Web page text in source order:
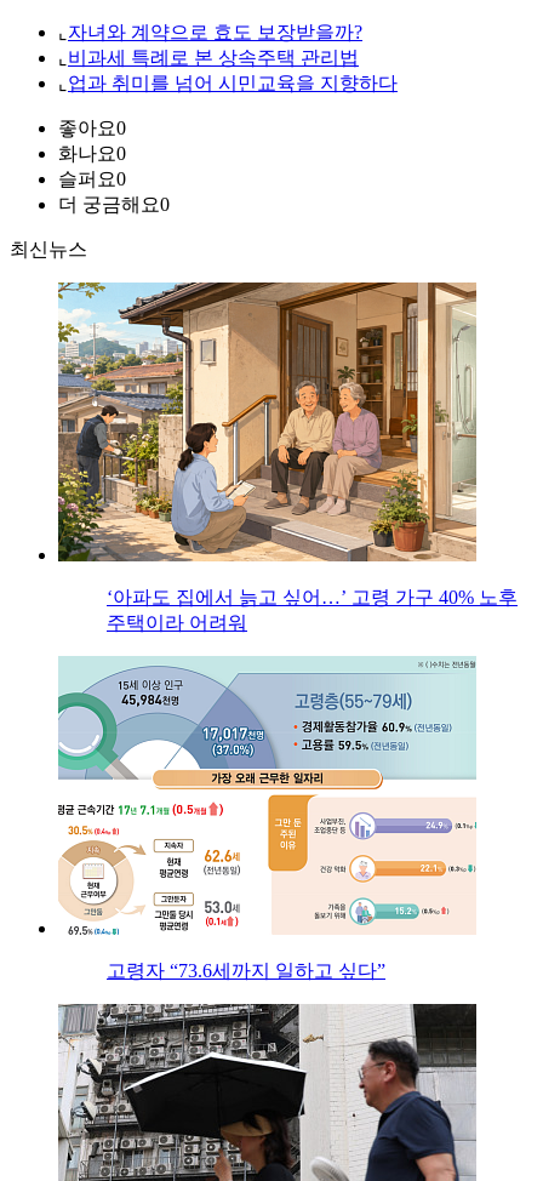
⌞ 자녀와 계약으로 효도 보장받을까?
⌞ 비과세 특례로 본 상속주택 관리법
⌞ 업과 취미를 넘어 시민교육을 지향하다
좋아요0
화나요0
슬퍼요0
더 궁금해요0
최신뉴스
‘아파도 집에서 늙고 싶어…’ 고령 가구 40% 노후
주택이라 어려워
고령자 “73.6세까지 일하고 싶다”